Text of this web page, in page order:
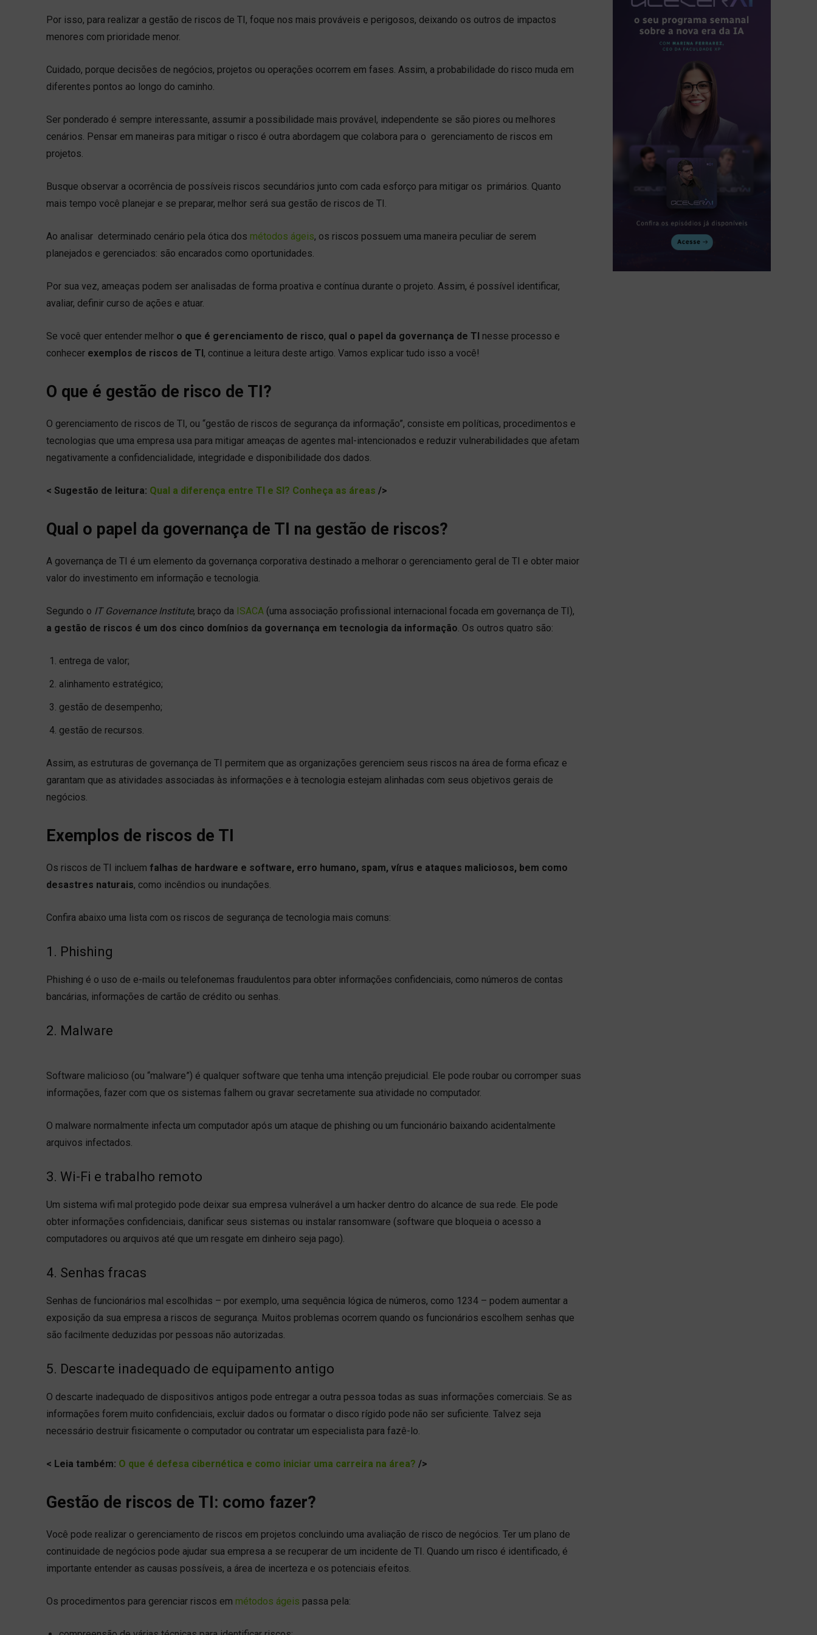
Por isso, para realizar a gestão de riscos de TI, foque nos mais prováveis e perigosos, deixando os outros de impactos
menores com prioridade menor.
Cuidado, porque decisões de negócios, projetos ou operações ocorrem em fases. Assim, a probabilidade do risco muda em
diferentes pontos ao longo do caminho.
Ser ponderado é sempre interessante, assumir a possibilidade mais provável, independente se são piores ou melhores
cenários. Pensar em maneiras para mitigar o risco é outra abordagem que colabora para o gerenciamento de riscos em
projetos.
Busque observar a ocorrência de possíveis riscos secundários junto com cada esforço para mitigar os primários. Quanto
mais tempo você planejar e se preparar, melhor será sua gestão de riscos de TI.
Ao analisar determinado cenário pela ótica dos métodos ágeis, os riscos possuem uma maneira peculiar de serem
planejados e gerenciados: são encarados como oportunidades.
Por sua vez, ameaças podem ser analisadas de forma proativa e contínua durante o projeto. Assim, é possível identificar,
avaliar, definir curso de ações e atuar.
Se você quer entender melhor o que é gerenciamento de risco, qual o papel da governança de TI nesse processo e
conhecer exemplos de riscos de TI, continue a leitura deste artigo. Vamos explicar tudo isso a você!
O que é gestão de risco de TI?
O gerenciamento de riscos de TI, ou “gestão de riscos de segurança da informação”, consiste em políticas, procedimentos e
tecnologias que uma empresa usa para mitigar ameaças de agentes mal-intencionados e reduzir vulnerabilidades que afetam
negativamente a confidencialidade, integridade e disponibilidade dos dados.
< Sugestão de leitura: Qual a diferença entre TI e SI? Conheça as áreas />
Qual o papel da governança de TI na gestão de riscos?
A governança de TI é um elemento da governança corporativa destinado a melhorar o gerenciamento geral de TI e obter maior
valor do investimento em informação e tecnologia.
Segundo o IT Governance Institute, braço da ISACA (uma associação profissional internacional focada em governança de TI),
a gestão de riscos é um dos cinco domínios da governança em tecnologia da informação . Os outros quatro são:
entrega de valor;
alinhamento estratégico;
gestão de desempenho;
gestão de recursos.
Assim, as estruturas de governança de TI permitem que as organizações gerenciem seus riscos na área de forma eficaz e
garantam que as atividades associadas às informações e à tecnologia estejam alinhadas com seus objetivos gerais de
negócios.
Exemplos de riscos de TI
Os riscos de TI incluem falhas de hardware e software, erro humano, spam, vírus e ataques maliciosos, bem como
desastres naturais, como incêndios ou inundações.
Confira abaixo uma lista com os riscos de segurança de tecnologia mais comuns:
1. Phishing
Phishing é o uso de e-mails ou telefonemas fraudulentos para obter informações confidenciais, como números de contas
bancárias, informações de cartão de crédito ou senhas.
2. Malware
Software malicioso (ou “malware”) é qualquer software que tenha uma intenção prejudicial. Ele pode roubar ou corromper suas
informações, fazer com que os sistemas falhem ou gravar secretamente sua atividade no computador.
O malware normalmente infecta um computador após um ataque de phishing ou um funcionário baixando acidentalmente
arquivos infectados.
3. Wi-Fi e trabalho remoto
Um sistema wifi mal protegido pode deixar sua empresa vulnerável a um hacker dentro do alcance de sua rede. Ele pode
obter informações confidenciais, danificar seus sistemas ou instalar ransomware (software que bloqueia o acesso a
computadores ou arquivos até que um resgate em dinheiro seja pago).
4. Senhas fracas
Senhas de funcionários mal escolhidas – por exemplo, uma sequência lógica de números, como 1234 – podem aumentar a
exposição da sua empresa a riscos de segurança. Muitos problemas ocorrem quando os funcionários escolhem senhas que
são facilmente deduzidas por pessoas não autorizadas.
5. Descarte inadequado de equipamento antigo
O descarte inadequado de dispositivos antigos pode entregar a outra pessoa todas as suas informações comerciais. Se as
informações forem muito confidenciais, excluir dados ou formatar o disco rígido pode não ser suficiente. Talvez seja
necessário destruir fisicamente o computador ou contratar um especialista para fazê-lo.
< Leia também: O que é defesa cibernética e como iniciar uma carreira na área? />
Gestão de riscos de TI: como fazer?
Você pode realizar o gerenciamento de riscos em projetos concluindo uma avaliação de risco de negócios. Ter um plano de
continuidade de negócios pode ajudar sua empresa a se recuperar de um incidente de TI. Quando um risco é identificado, é
importante entender as causas possíveis, a área de incerteza e os potenciais efeitos.
Os procedimentos para gerenciar riscos em métodos ágeis passa pela: